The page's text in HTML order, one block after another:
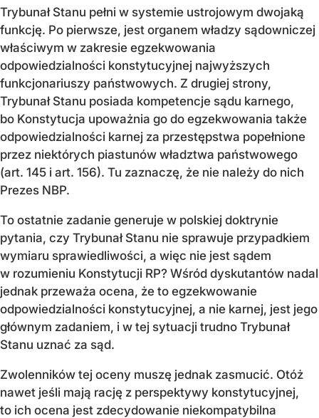
Trybunał Stanu pełni w systemie ustrojowym dwojaką
funkcję. Po pierwsze, jest organem władzy sądowniczej
właściwym w zakresie egzekwowania
odpowiedzialności konstytucyjnej najwyższych
funkcjonariuszy państwowych. Z drugiej strony,
Trybunał Stanu posiada kompetencje sądu karnego,
bo Konstytucja upoważnia go do egzekwowania także
odpowiedzialności karnej za przestępstwa popełnione
przez niektórych piastunów władztwa państwowego
(art. 145 i art. 156). Tu zaznaczę, że nie należy do nich
Prezes NBP.
To ostatnie zadanie generuje w polskiej doktrynie
pytania, czy Trybunał Stanu nie sprawuje przypadkiem
wymiaru sprawiedliwości, a więc nie jest sądem
w rozumieniu Konstytucji RP? Wśród dyskutantów nadal
jednak przeważa ocena, że to egzekwowanie
odpowiedzialności konstytucyjnej, a nie karnej, jest jego
głównym zadaniem, i w tej sytuacji trudno Trybunał
Stanu uznać za sąd.
Zwolenników tej oceny muszę jednak zasmucić. Otóż
nawet jeśli mają rację z perspektywy konstytucyjnej,
to ich ocena jest zdecydowanie niekompatybilna